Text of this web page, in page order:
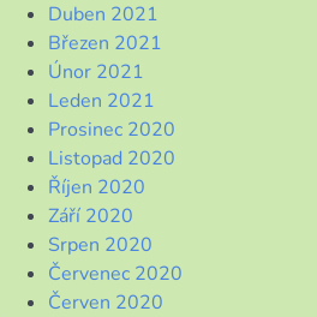
Duben 2021
Březen 2021
Únor 2021
Leden 2021
Prosinec 2020
Listopad 2020
Říjen 2020
Září 2020
Srpen 2020
Červenec 2020
Červen 2020